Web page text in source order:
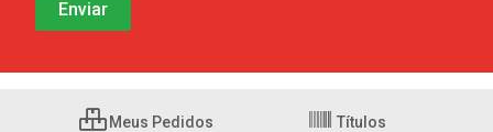
Meus Pedidos Títulos